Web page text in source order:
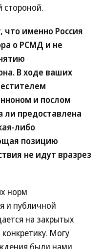
стороной.
именно Россия
о РСМД и не
В ходе ваших
и послом
предоставлена
либо
позицию
не идут вразрез
норм
и публичной
на закрытых
Могу
были нами